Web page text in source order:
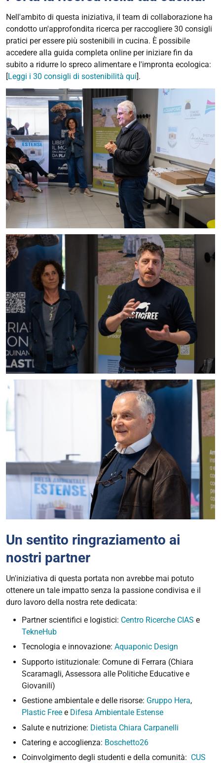
Nell'ambito di questa iniziativa, il team di collaborazione ha
condotto un'approfondita ricerca per raccogliere 30 consigli
pratici per essere più sostenibili in cucina. È possibile
accedere alla guida completa online per iniziare fin da
subito a ridurre lo spreco alimentare e l'impronta ecologica:
[Leggi i 30 consigli di sostenibilità qui].
Un sentito ringraziamento ai
nostri partner
Un'iniziativa di questa portata non avrebbe mai potuto
ottenere un tale impatto senza la passione condivisa e il
duro lavoro della nostra rete dedicata:
Partner scientifici e logistici: Centro Ricerche CIAS e
TekneHub
Tecnologia e innovazione: Aquaponic Design
Supporto istituzionale: Comune di Ferrara (Chiara
Scaramagli, Assessora alle Politiche Educative e
Giovanili)
Gestione ambientale e delle risorse: Gruppo Hera,
Plastic Free e Difesa Ambientale Estense
Salute e nutrizione: Dietista Chiara Carpanelli
Catering e accoglienza: Boschetto26
Coinvolgimento degli studenti e della comunità: CUS